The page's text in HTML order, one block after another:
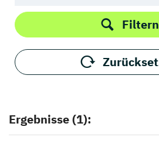
Filtern
Ergebnisse (1):